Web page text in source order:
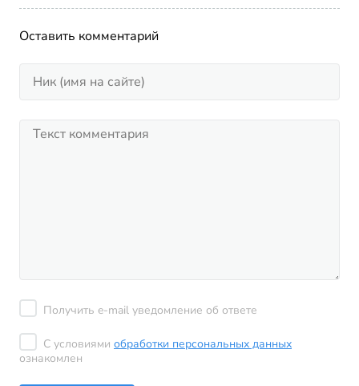
Оставить комментарий
Получить e-mail уведомление об ответе
С условиями обработки персональных данных
ознакомлен